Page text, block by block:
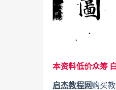
本资料低价众筹
启杰教程网购买